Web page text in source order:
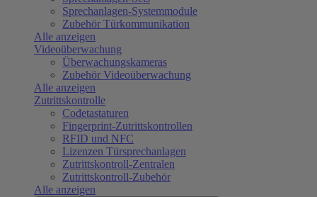
Sprechanlagen-Systemmodule
Zubehör Türkommunikation
Alle anzeigen
Videoüberwachung
Überwachungskameras
Zubehör Videoüberwachung
Alle anzeigen
Zutrittskontrolle
Codetastaturen
Fingerprint-Zutrittskontrollen
RFID und NFC
Lizenzen Türsprechanlagen
Zutrittskontroll-Zentralen
Zutrittskontroll-Zubehör
Alle anzeigen